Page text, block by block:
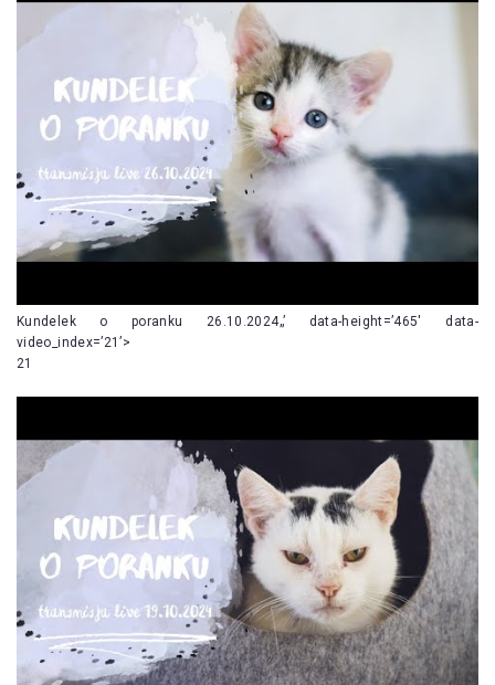
Kundelek o poranku 26.10.2024„’ data-height=’465′ data-
video_index=’21’>
21